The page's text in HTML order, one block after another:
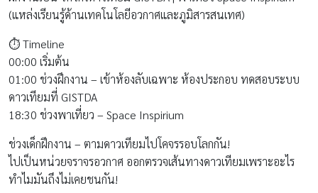
(แหล่งเรียนรู้ด้านเทคโนโลยีอวกาศและภูมิสารสนเทศ)
⏱️ Timeline
00:00 เริ่มต้น
01:00 ช่วงฝึกงาน – เข้าห้องลับเฉพาะ ห้องประกอบ ทดสอบระบบ
ดาวเทียมที่ GISTDA
18:30 ช่วงพาเที่ยว – Space Inspirium
ช่วงเด็กฝึกงาน – ตามดาวเทียมไปโคจรรอบโลกกัน!
ไปเป็นหน่วยจราจรอวกาศ ออกตรวจเส้นทางดาวเทียมเพราะอะไร
ทำไมมันถึงไม่เคยชนกัน!